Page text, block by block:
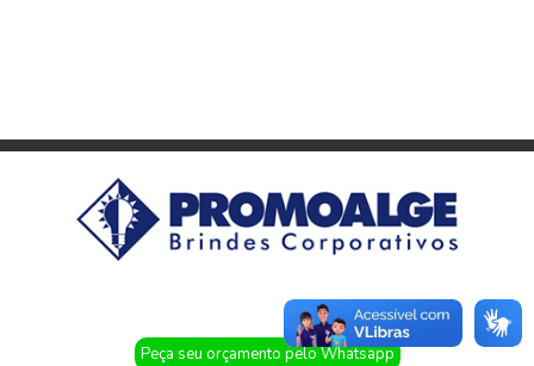
Peça seu orçamento pelo Whatsapp